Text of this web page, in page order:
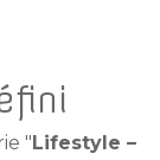
"Lifestyle –